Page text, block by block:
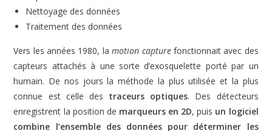
Nettoyage des données
Traitement des données
Vers les années 1980, lamotion capturefonctionnait avec des
capteurs attachés à une sorte d’exosquelette porté par un
humain. De nos jours la méthode la plus utilisée et la plus
connue est celle des traceurs optiques. Des détecteurs
enregistrent la position de marqueurs en 2D, puis un logiciel
combine l’ensemble des données pour déterminer les